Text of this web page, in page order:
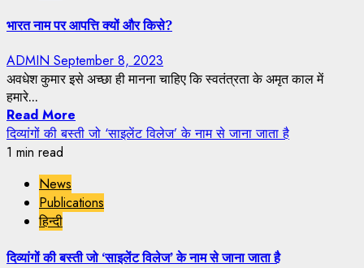
भारत नाम पर आपत्ति क्यों और किसे?
ADMIN September 8, 2023
अवधेश कुमार इसे अच्छा ही मानना चाहिए कि स्वतंत्रता के अमृत काल में
हमारे...
Read More
दिव्यांगों की बस्ती जो ‘साइलेंट विलेज’ के नाम से जाना जाता है
1 min read
News
Publications
हिन्दी
दिव्यांगों की बस्ती जो ‘साइलेंट विलेज’ के नाम से जाना जाता है